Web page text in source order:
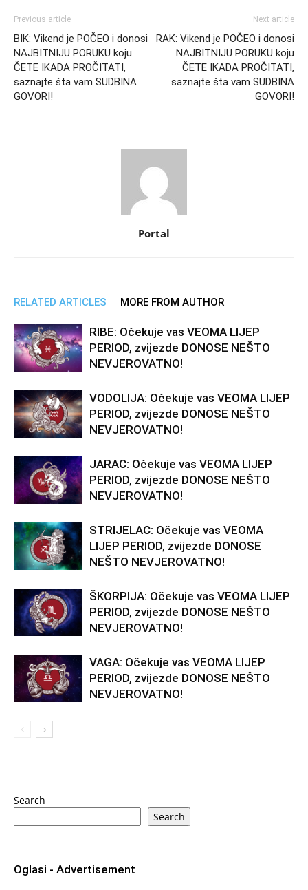
Previous article
BIK: Vikend je POČEO i donosi
NAJBITNIJU PORUKU koju
ČETE IKADA PROČITATI,
saznajte šta vam SUDBINA
GOVORI!
Next article
RAK: Vikend je POČEO i donosi
NAJBITNIJU PORUKU koju
ČETE IKADA PROČITATI,
saznajte šta vam SUDBINA
GOVORI!
Portal
RELATED ARTICLES MORE FROM AUTHOR
RIBE: Očekuje vas VEOMA LIJEP
PERIOD, zvijezde DONOSE NEŠTO
NEVJEROVATNO!
VODOLIJA: Očekuje vas VEOMA LIJEP
PERIOD, zvijezde DONOSE NEŠTO
NEVJEROVATNO!
JARAC: Očekuje vas VEOMA LIJEP
PERIOD, zvijezde DONOSE NEŠTO
NEVJEROVATNO!
STRIJELAC: Očekuje vas VEOMA
LIJEP PERIOD, zvijezde DONOSE
NEŠTO NEVJEROVATNO!
ŠKORPIJA: Očekuje vas VEOMA LIJEP
PERIOD, zvijezde DONOSE NEŠTO
NEVJEROVATNO!
VAGA: Očekuje vas VEOMA LIJEP
PERIOD, zvijezde DONOSE NEŠTO
NEVJEROVATNO!
Search
Search
Oglasi - Advertisement